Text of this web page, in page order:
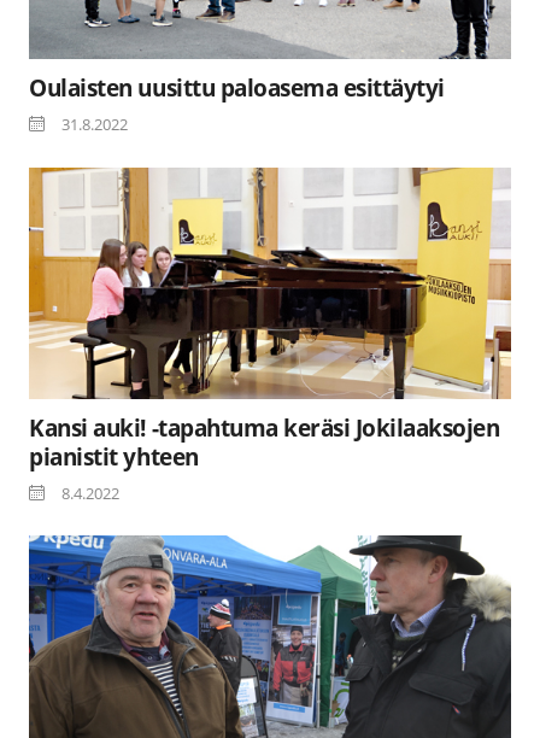
Oulaisten uusittu paloasema esittäytyi
31.8.2022
Kansi auki! -tapahtuma keräsi Jokilaaksojen
pianistit yhteen
8.4.2022